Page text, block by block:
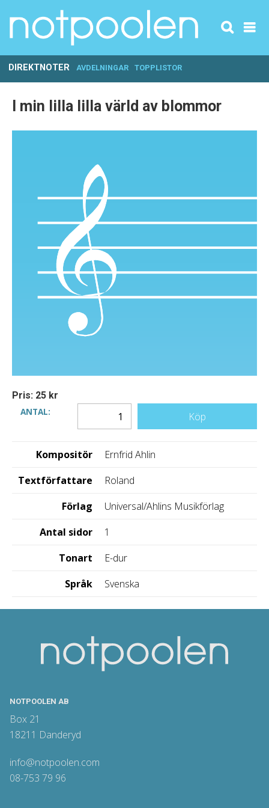
DIREKTNOTER AVDELNINGAR TOPPLISTOR
I min lilla lilla värld av blommor
Pris: 25 kr
ANTAL:
Köp
Kompositör
Ernfrid Ahlin
Textförfattare
Roland
Förlag
Universal/Ahlins Musikförlag
Antal sidor
1
Tonart
E-dur
Språk
Svenska
NOTPOOLEN AB
Box 21
18211 Danderyd
info@notpoolen.com
08-753 79 96